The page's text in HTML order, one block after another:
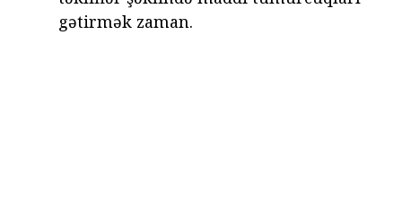
gətirmək zaman.